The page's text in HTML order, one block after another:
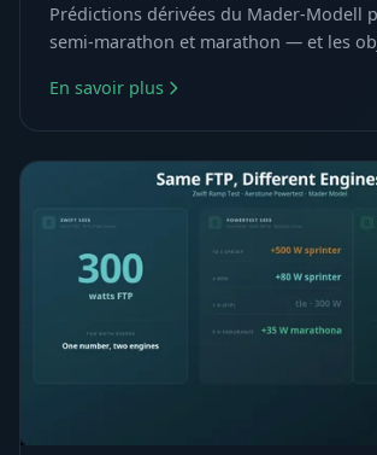
Prédictions dérivées du Mader-Modell
semi-marathon et marathon — et les
cible.
En savoir plus